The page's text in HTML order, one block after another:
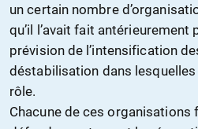
un certain nombre
qu’il l’avait fait antérieurement
prévision de l’intensification
déstabilisation dans
rôle.
Chacune de ces organisations